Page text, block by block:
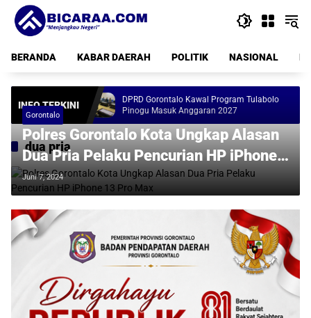
Langsung
konten
BERANDA
KABAR DAERAH POLITIK NASIONAL
INFO TERKINI
Tenda
DPRD Gorontalo Kawal Program Tulabolo
Pinogu Masuk Anggaran 2027
dua pria
Gorontalo
Polres Gorontalo Kota Ungkap Alasan
Dua Pria Pelaku Pencurian HP iPhone
13 Pro Max
Juni 7, 2024